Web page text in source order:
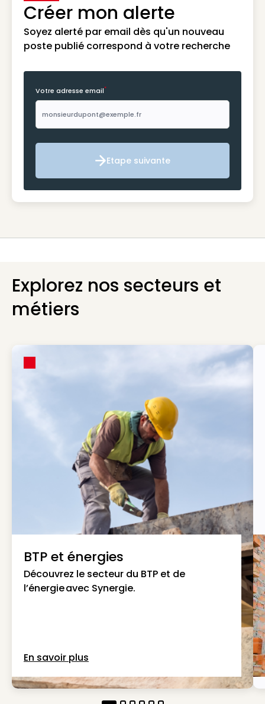
Créer mon alerte
Soyez alerté par email dès qu'un nouveau
poste publié correspond à votre recherche
Votre adresse email*
Etape suivante
Etape suivante
Explorez nos secteurs et
métiers
BTP et énergies
Découvrez le secteur du BTP et de
l’énergie avec Synergie.
En savoir plus